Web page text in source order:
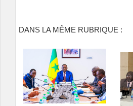
DANS LA MÊME RUBRIQUE :